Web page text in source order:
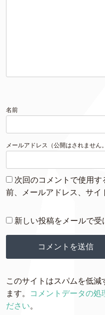
名前
メールアドレス（公開はされません
次回のコメントで使用
前、メールアドレス、サイ
新しい投稿をメールで受
このサイトはスパムを低
ます。
コメントデータの処
ださい。